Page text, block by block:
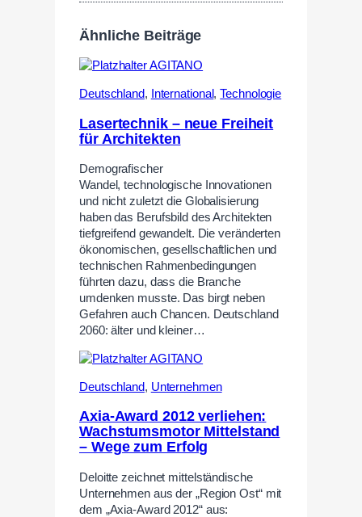
Ähnliche Beiträge
Deutschland, International,Technologie
Lasertechnik – neue Freiheit
für Architekten
Demografischer
Wandel, technologische Innovationen
und nicht zuletzt die Globalisierung
haben das Berufsbild des Architekten
tiefgreifend gewandelt. Die veränderten
ökonomischen, gesellschaftlichen und
technischen Rahmenbedingungen
führten dazu, dass die Branche
umdenken musste. Das birgt neben
Gefahren auch Chancen. Deutschland
2060: älter und kleiner…
Deutschland, Unternehmen
Axia-Award 2012 verliehen:
Wachstumsmotor Mittelstand
– Wege zum Erfolg
Deloitte zeichnet mittelständische
Unternehmen aus der „Region Ost“ mit
dem „Axia-Award 2012“ aus: